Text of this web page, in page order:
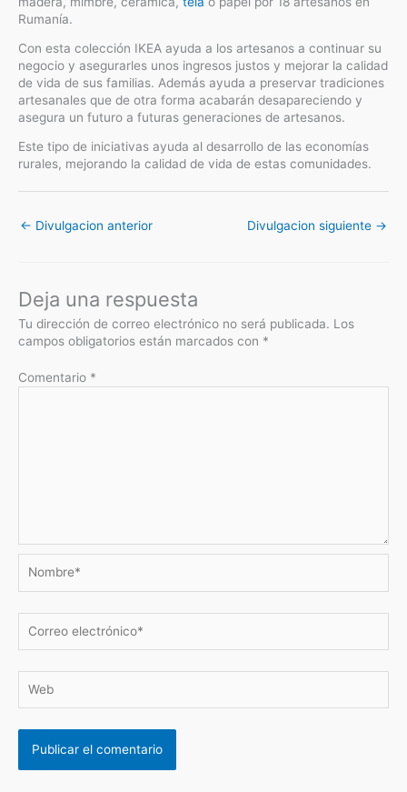
Rumanía.
Con esta colección IKEA ayuda a los artesanos a continuar su
negocio y asegurarles unos ingresos justos y mejorar la calidad
de vida de sus familias. Además ayuda a preservar tradiciones
artesanales que de otra forma acabarán desapareciendo y
asegura un futuro a futuras generaciones de artesanos.
Este tipo de iniciativas ayuda al desarrollo de las economías
rurales, mejorando la calidad de vida de estas comunidades.
← Divulgacion anterior Divulgacion siguiente →
Deja una respuesta
Tu dirección de correo electrónico no será publicada. Los
campos obligatorios están marcados con *
Comentario *
electrónico*